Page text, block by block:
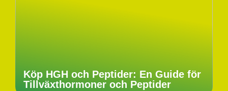
Köp HGH och Peptider: En Guide för
Tillväxthormoner och Peptider